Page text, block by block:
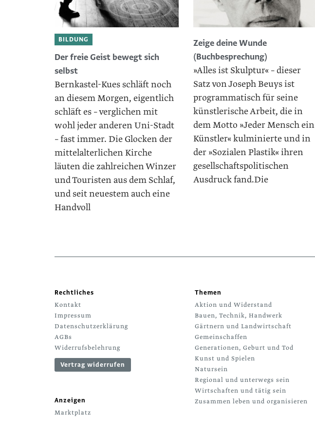
BILDUNG
Der freie Geist bewegt sich
selbst
Bernkastel-Kues schläft noch
an diesem Morgen, eigent­lich
schläft es – verglichen mit
wohl jeder anderen Uni-Stadt
– fast immer. Die Glocken der
mittelalterlichen Kirche
läuten die zahlreichen Winzer
und Touristen aus dem Schlaf,
und seit neuestem auch eine
Handvoll
Zeige deine Wunde
(Buchbesprechung)
»Alles ist Skulptur« – dieser
Satz von Joseph Beuys ist
programmatisch für seine
künstlerische Arbeit, die in
dem Motto »Jeder Mensch ein
Künstler« kulminierte und in
der »Sozialen Plastik« ihren
gesellschaftspolitischen
Ausdruck fand.Die
Rechtliches
Kontakt
Impressum
Datenschutzerklärung
AGBs
Widerrufsbelehrung
Vertrag widerrufen
Anzeigen
Marktplatz
Themen
Aktion und Widerstand
Bauen, Technik, Handwerk
Gärtnern und Landwirtschaft
Gemeinschaffen
Generationen, Geburt und Tod
Kunst und Spielen
Natursein
Regional und unterwegs sein
Wirtschaften und tätig sein
Zusammen leben und organisieren